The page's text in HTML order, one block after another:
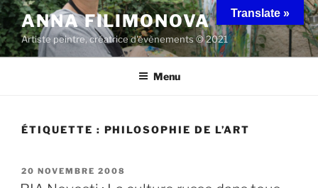
Aller
au
contenu
principal
ANNA FILIMONOVA
Artiste peintre, créatrice d'évènements © 2021
Menu
ÉTIQUETTE : PHILOSOPHIE DE L’ART
PUBLIÉ
LE
20 NOVEMBRE 2008
Translate »